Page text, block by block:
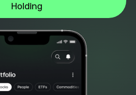
Holding